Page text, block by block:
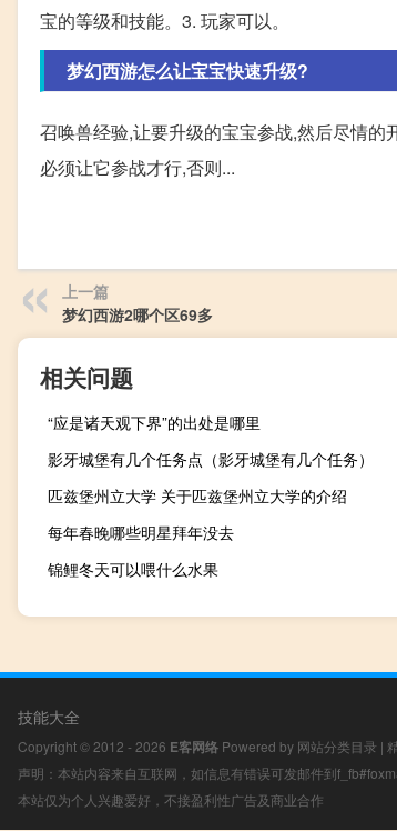
宝的等级和技能。3. 玩家可以。
梦幻西游怎么让宝宝快速升级?
召唤兽经验,让要升级的宝宝参战,然后尽情
必须让它参战才行,否则...
上一篇
梦幻西游2哪个区69多
相关问题
“应是诸天观下界”的出处是哪里
影牙城堡有几个任务点（影牙城堡有几个任务）
匹兹堡州立大学 关于匹兹堡州立大学的介绍
每年春晚哪些明星拜年没去
锦鲤冬天可以喂什么水果
技能大全
Copyright © 2012 - 2026 E客网络 Powered by 网站分类目录 |
声明：本站内容来自互联网，如信息有错误可发邮件到
本站仅为个人兴趣爱好，不接盈利性广告及商业合作